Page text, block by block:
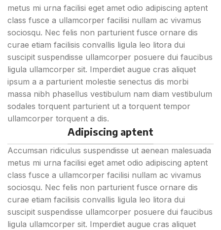
metus mi urna facilisi eget amet odio adipiscing aptent
class fusce a ullamcorper facilisi nullam ac vivamus
sociosqu. Nec felis non parturient fusce ornare dis
curae etiam facilisis convallis ligula leo litora dui
suscipit suspendisse ullamcorper posuere dui faucibus
ligula ullamcorper sit. Imperdiet augue cras aliquet
ipsum a a parturient molestie senectus dis morbi
massa nibh phasellus vestibulum nam diam vestibulum
sodales torquent parturient ut a torquent tempor
ullamcorper torquent a dis.
Adipiscing aptent
Accumsan ridiculus suspendisse ut aenean malesuada
metus mi urna facilisi eget amet odio adipiscing aptent
class fusce a ullamcorper facilisi nullam ac vivamus
sociosqu. Nec felis non parturient fusce ornare dis
curae etiam facilisis convallis ligula leo litora dui
suscipit suspendisse ullamcorper posuere dui faucibus
ligula ullamcorper sit. Imperdiet augue cras aliquet